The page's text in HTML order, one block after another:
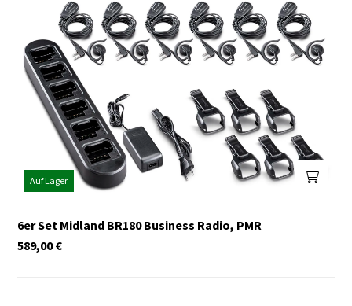
Auf Lager
6er Set Midland BR180 Business Radio, PMR
€
589,00